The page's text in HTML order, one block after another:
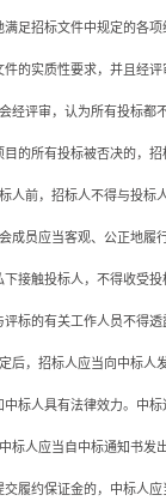
满足招标文件中规定的各项
件的实质性要求，并且经
经评审，认为所有投标都
的所有投标被否决的，招
人前，招标人不得与投标
成员应当客观、公正地履
接触投标人，不得收受投
标的有关工作人员不得
后，招标人应当向中标人
中标人具有法律效力。中
标人应当自中标通知书发
履约保证金的，中标人应